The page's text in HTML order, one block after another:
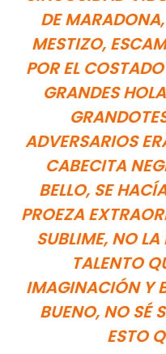
DE
MESTIZO,
POR EL
GRANDES
ADVERSARIOS
CABECITA
BELLO, SE
PROEZA
SUBLIME, NO
TALENTO
IMAGINACIÓN Y
BUENO, NO SÉ
ESTO